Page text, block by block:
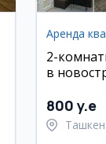
Аренда
2-
в
район,
Дарвоза
800 y.e